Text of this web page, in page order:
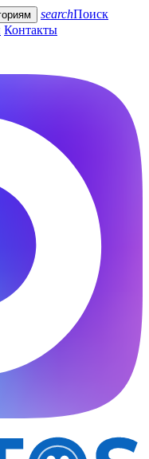
searchПоиск
Контакты